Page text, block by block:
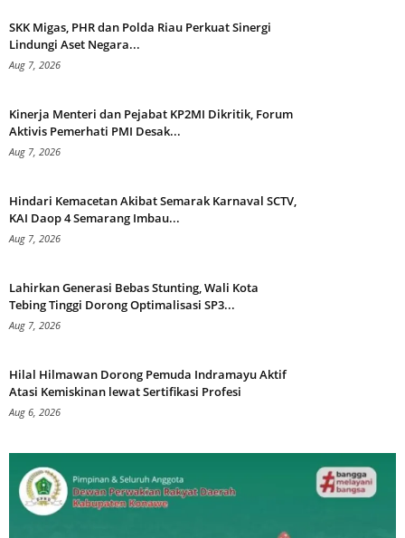
SKK Migas, PHR dan Polda Riau Perkuat Sinergi
Lindungi Aset Negara...
Aug 7, 2026
Kinerja Menteri dan Pejabat KP2MI Dikritik, Forum
Aktivis Pemerhati PMI Desak...
Aug 7, 2026
Hindari Kemacetan Akibat Semarak Karnaval SCTV,
KAI Daop 4 Semarang Imbau...
Aug 7, 2026
Lahirkan Generasi Bebas Stunting, Wali Kota
Tebing Tinggi Dorong Optimalisasi SP3...
Aug 7, 2026
Hilal Hilmawan Dorong Pemuda Indramayu Aktif
Atasi Kemiskinan lewat Sertifikasi Profesi
Aug 6, 2026